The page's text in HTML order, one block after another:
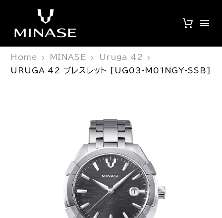
Home MINASE
Uruga 42
URUGA 42 ブレスレット [UG03-M01NGY-SSB]